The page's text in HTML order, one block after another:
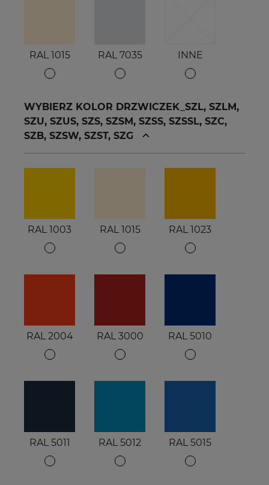
RAL 1015 RAL 7035 INNE
WYBIERZ KOLOR DRZWICZEK_SZL, SZLM,
SZU, SZUS, SZS, SZSM, SZSS, SZSSL, SZC,
SZB, SZSW, SZST, SZG
RAL 1003 RAL 1015 RAL 1023
RAL 2004 RAL 3000 RAL 5010
RAL 5011 RAL 5012 RAL 5015